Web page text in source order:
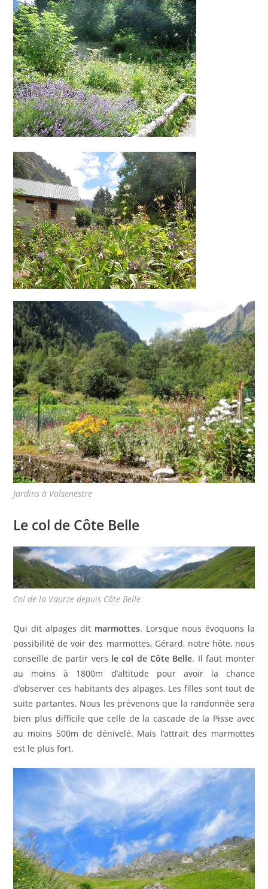
Jardins à Valsenestre
Le col de Côte Belle
Col de la Vaurze depuis Côte Belle
Qui dit alpages dit marmottes. Lorsque nous évoquons la
possibilité de voir des marmottes, Gérard, notre hôte, nous
conseille de partir vers le col de Côte Belle. Il faut monter
au moins à 1800m d’altitude pour avoir la chance
d’observer ces habitants des alpages. Les filles sont tout de
suite partantes. Nous les prévenons que la randonnée sera
bien plus difficile que celle de la cascade de la Pisse avec
au moins 500m de dénivelé. Mais l’attrait des marmottes
est le plus fort.